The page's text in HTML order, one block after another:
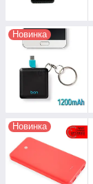
Новинка
Новинка